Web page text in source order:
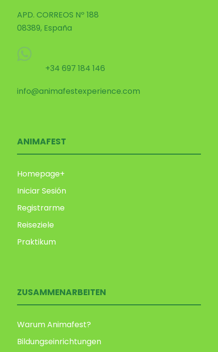
APD. CORREOS Nº 188
08389, España
+34 697 184 146
info@animafestexperience.com
ANIMAFEST
Homepage+
Iniciar Sesión
Registrarme
Reiseziele
Praktikum
ZUSAMMENARBEITEN
Warum Animafest?
Bildungseinrichtungen